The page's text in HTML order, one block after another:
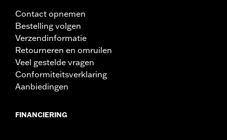
In de doos:
Pullback:9.0
Pullback maateenheid:
Velghoogte maateenheid:
Inches
Van punt naar punt:
Van punt naar punt maateenheid:
NOTITIES: Voor de installatie van sommige sturen en
stuurverhogers kan voor sommige modellen een
nodig zijn. De hoogte van het stuur is op veel locaties
gereguleerd. Controleer lokale wetgeving om te
Contact opnemen
Bestelling volgen
Verzendinformatie
Retourneren en omruilen
Veel gestelde vragen
Conformiteitsverklaring
Aanbiedingen
FINANCIERING